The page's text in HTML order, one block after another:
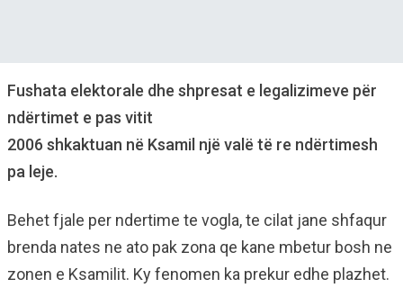
Fushata elektorale dhe shpresat e legalizimeve për
ndërtimet e pas vitit
2006 shkaktuan në Ksamil një valë të re ndërtimesh
pa leje.
Behet fjale per ndertime te vogla, te cilat jane shfaqur
brenda nates ne ato pak zona qe kane mbetur bosh ne
zonen e Ksamilit. Ky fenomen ka prekur edhe plazhet.